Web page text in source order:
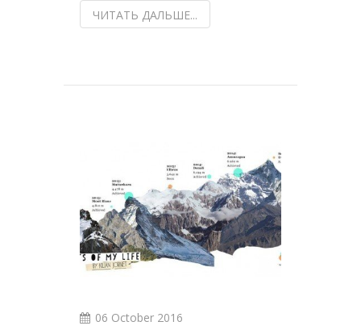
ЧИТАТЬ ДАЛЬШЕ...
06 October 2016